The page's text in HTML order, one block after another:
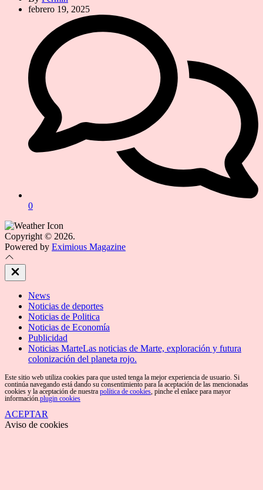
febrero 19, 2025
0
Copyright © 2026.
Powered by Eximious Magazine
Close
Off
News
Noticias de deportes
Noticias de Politica
Noticias de Economía
Publicidad
Noticias MarteLas noticias de Marte, exploración y futura
colonización del planeta rojo.
Este sitio web utiliza cookies para que usted tenga la mejor experiencia de usuario. Si
continúa navegando está dando su consentimiento para la aceptación de las mencionadas
cookies y la aceptación de nuestra política de cookies, pinche el enlace para mayor
información.plugin cookies
ACEPTAR
Aviso de cookies